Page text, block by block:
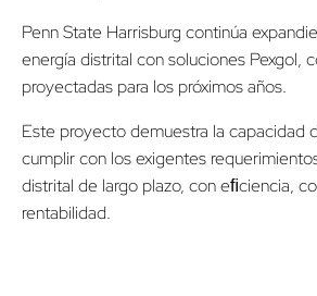
Penn State Harrisburg continúa
energía distrital con soluciones Pexgol,
proyectadas para los próximos años.
Este proyecto demuestra la capacidad
cumplir con los exigentes
distrital de largo plazo, con eﬁciencia,
rentabilidad.